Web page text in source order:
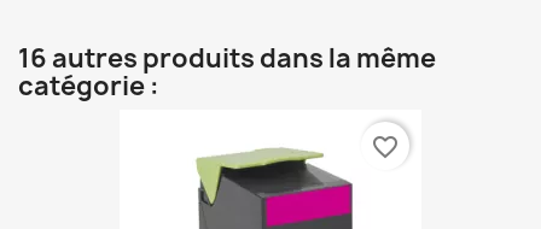
16 autres produits dans la même
catégorie :
favorite_border